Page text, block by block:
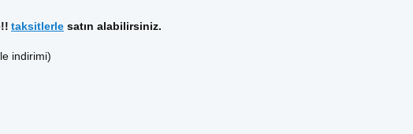
taksitlerle satın alabilirsiniz.
indirimi)